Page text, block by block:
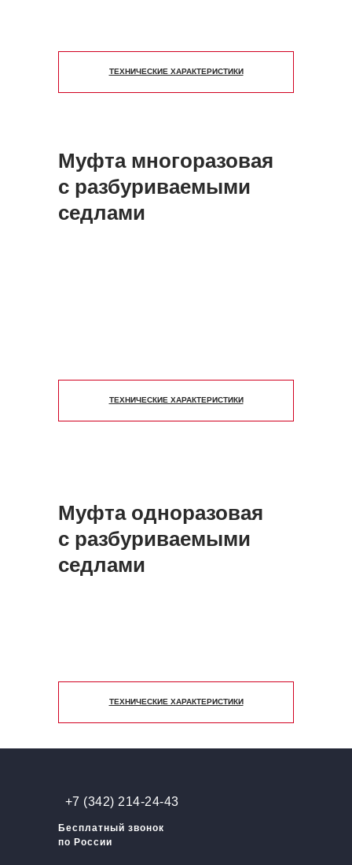
ТЕХНИЧЕСКИЕ ХАРАКТЕРИСТИКИ
Муфта многоразовая
с разбуриваемыми
седлами
ТЕХНИЧЕСКИЕ ХАРАКТЕРИСТИКИ
Муфта одноразовая
с разбуриваемыми
седлами
ТЕХНИЧЕСКИЕ ХАРАКТЕРИСТИКИ
+7 (342) 214-24-43
Бесплатный звонок
по России